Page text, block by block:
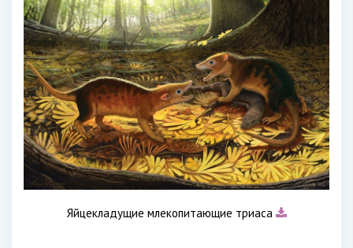
Яйцекладущие млекопитающие триаса